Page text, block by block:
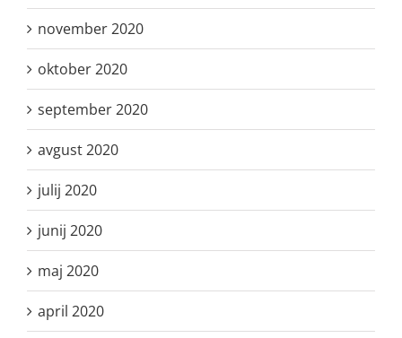
november 2020
oktober 2020
september 2020
avgust 2020
julij 2020
junij 2020
maj 2020
april 2020